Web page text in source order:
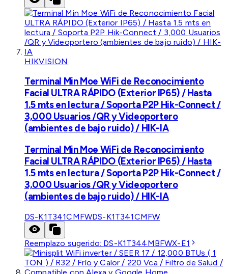
HIKVISION
Terminal Min Moe WiFi de Reconocimiento
Facial ULTRA RÁPIDO (Exterior IP65) / Hasta
1.5 mts en lectura / Soporta P2P Hik-Connect /
3,000 Usuarios /QR y Videoportero
(ambientes de bajo ruido) / HIK-IA
Terminal Min Moe WiFi de Reconocimiento
Facial ULTRA RÁPIDO (Exterior IP65) / Hasta
1.5 mts en lectura / Soporta P2P Hik-Connect /
3,000 Usuarios /QR y Videoportero
(ambientes de bajo ruido) / HIK-IA
DS-K1T341CMFWDS-K1T341CMFW
Reemplazo sugerido: DS-K1T344MBFWX-E1